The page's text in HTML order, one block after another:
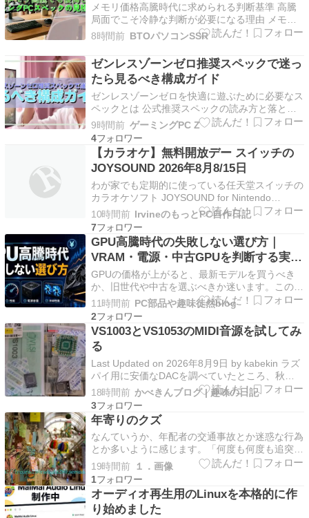
メモリ価格高騰時代に求められる判断基準 高騰
局面でこそ冷静な判断が必要になる理由 メモリ
価格の高騰は、ゲーミングPC購入における最大
の障壁になっています。 DDR5メモリの価格が前
年比で1.5倍から2倍近くまで跳ね上がる中、予算
配分を誤ると性能面で大きな後悔を抱えることに
なるので…
8時間前 BTOパソコンSSR
ゼンレスゾーンゼロ推奨スペックで迷っ
たら見るべき構成ガイド
ゼンレスゾーンゼロを快適に遊ぶために必要なス
ペックとは 公式推奨スペックの読み方と落とし
穴 ゼンレスゾーンゼロ（以下ZZZ）は、
HoYoverseが手がけるアクションRPGで、原神
やHonkai: Star Railと同じ開発元ながら、よりス
タイリッシュでアクション性の高いゲーム…
9時間前 ゲーミングPC Z
4
【カラオケ】無料開放デー スイッチの
JOYSOUND 2026年8月8/15日
わが家でも定期的に使っている任天堂スイッチの
カラオケソフト JOYSOUND for Nintendo
Switch。 定期的に全曲無料開放があり、8月は年
に3回の無料開放デーの時期。お盆休みにどう
ぞ。 でも！すでに1回 […] The post 【カラオ
ケ】無料開放デー スイッ…
10時間前 IrvineのもっとPC自作日記
7
GPU高騰時代の失敗しない選び方｜
VRAM・電源・中古GPUを判断する実践
ガイド
GPUの価格が上がると、最新モデルを買うべき
か、旧世代や中古を選ぶべきか迷います。この記
事では、AI画像生成・動画編集・ゲームという用
途別に、VRAM、電源、冷却、中古品の確認ポイ
ントを整理します。価格だけで決めず、実際に使
う処理と将来の増設まで見通して選ぶのが失敗を
減らすコツで…
11時間前 PC部品や趣味徒然blog
2
VS1003とVS1053のMIDI音源を試してみ
る
Last Updated on 2026年8月9日 by kabekin ラズ
パイ用に安価なDACを調べていたところ、秋月
などで安価で売っていたVS1003がSDIでそのま
まデータを転送するだけでMIDIファイルが再生
できることが分かりました。MP3とWAVのエン
コーダが内蔵され…
18時間前 かべきんブログ | 趣味の日記
3
年寄りのクズ
なんていうか、年配者の交通事故とか迷惑な行為
とか多いように感じます。「何度も何度も追突さ
れて...何が目的か本当に理解できない」結婚式の
衣装合わせに向かっていた夫婦が直面した「死の
恐怖」東名高速で続いた約1.7キロの追突=静岡年
を重ねて経験を積んできたという驕り、横柄さは
街に出…
19時間前
１．画像
1
オーディオ再生用のLinuxを本格的に作
り始めました